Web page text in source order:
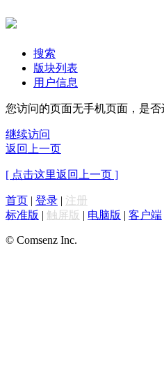
搜索
版块列表
用户信息
您访问的页面无手机页面，是否
继续访问
返回上一页
[ 点击这里返回上一页 ]
首页 | 登录 | 注册
标准版 | 触屏版 | 电脑版 | 客户端
© Comsenz Inc.